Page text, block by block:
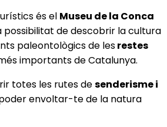
és el Museu de la Conca
possibilitat de descobrir la cultura
paleontològics de lesrestes
importants de Catalunya.
totes les rutes desenderisme i
envoltar-te de la natura